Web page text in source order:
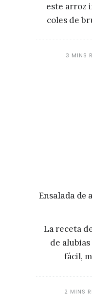
este arroz
coles de
3 MINS
Ensalada de
La receta
de
fácil,
2 MINS